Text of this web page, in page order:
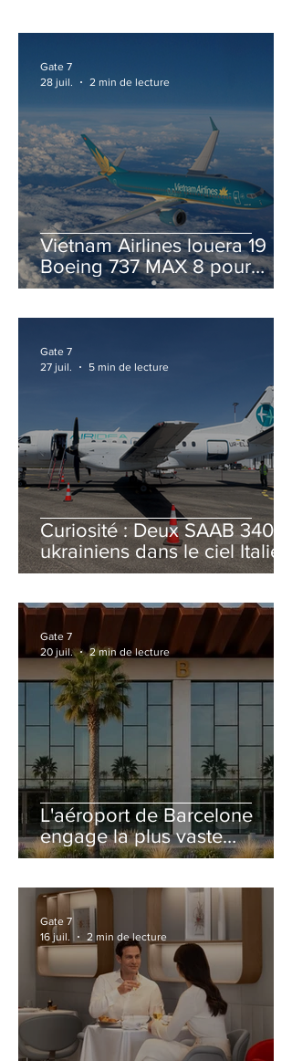
Vietnam Airlines louera 19
Boeing 737 MAX 8 pour
accélérer la modernisation
Gate 7
28 juil.
2 min de lecture
Curiosité : Deux SAAB 340B
ukrainiens dans le ciel Italien
cet été
Gate 7
27 juil.
5 min de lecture
L'aéroport de Barcelone
engage la plus vaste
rénovation de son Terminal
Gate 7
20 juil.
2 min de lecture
Gate 7
16 juil.
2 min de lecture